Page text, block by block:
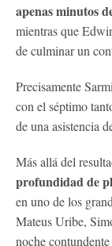
apenas minutos
mientras que
de culminar un
Precisamente
con el séptimo
de una asistencia
Más allá del
profundidad de
en uno de los
Mateus Uribe,
noche